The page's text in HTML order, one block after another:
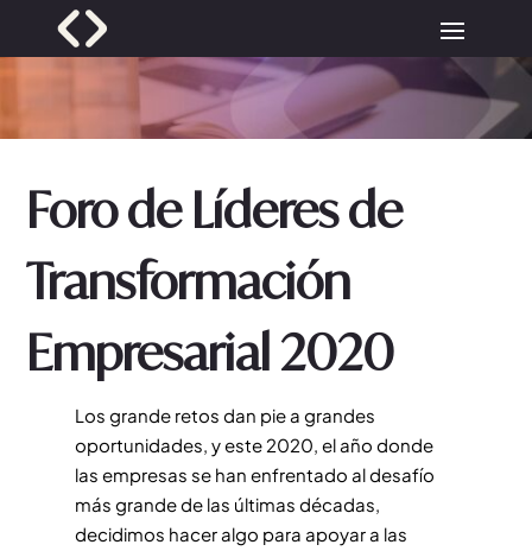
Foro de Líderes de
Transformación
Empresarial 2020
Los grande retos dan pie a grandes
oportunidades, y este 2020, el año donde
las empresas se han enfrentado al desafío
más grande de las últimas décadas,
decidimos hacer algo para apoyar a las